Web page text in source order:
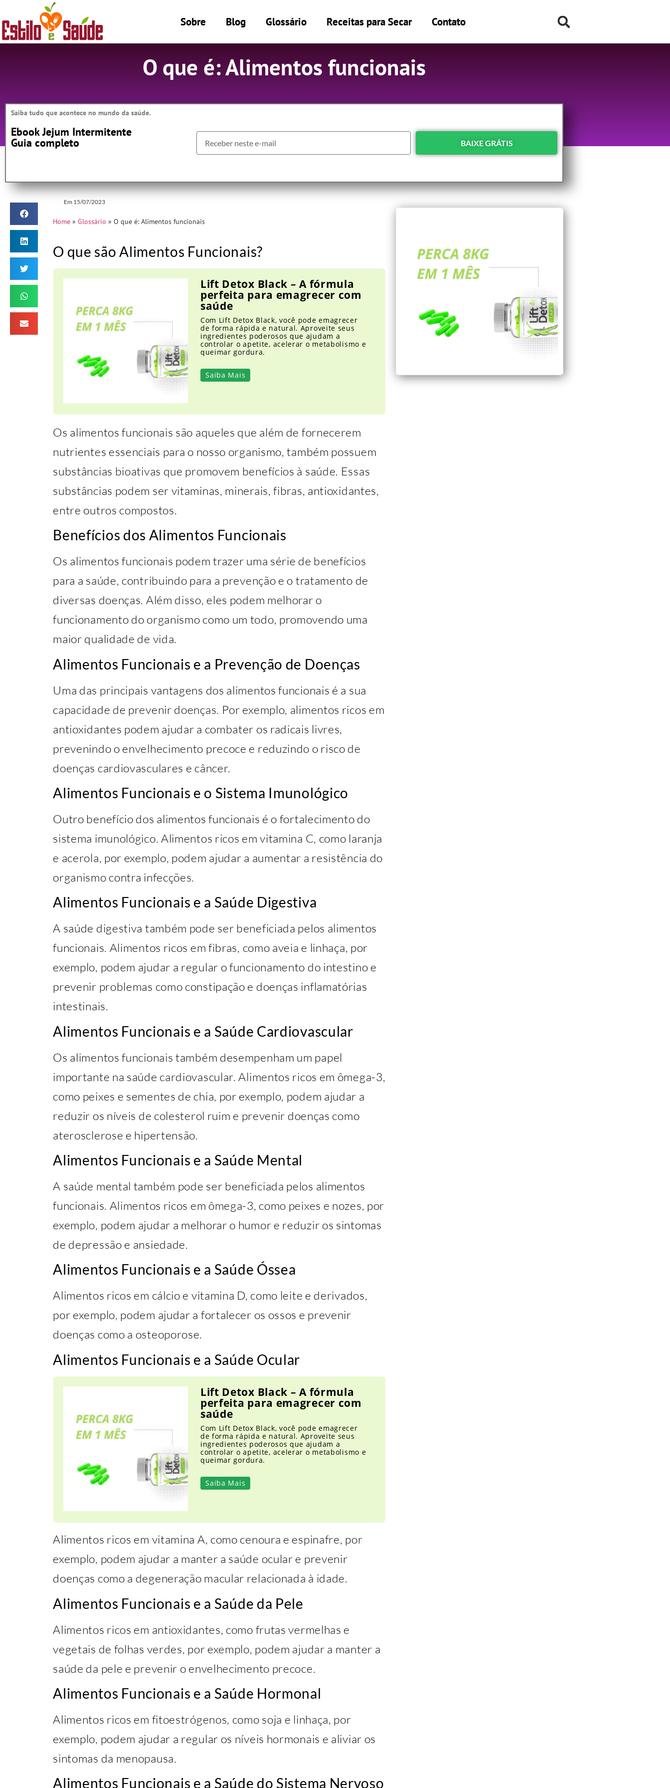
Sobre Blog Glossário Receitas para Secar Contato
O que é: Alimentos funcionais
Saiba tudo que acontece no mundo da saúde.
Ebook Jejum Intermitente
Guia completo BAIXE GRÁTIS
Em 15/07/2023
Home »Glossário »O que é: Alimentos funcionais
O que são Alimentos Funcionais?
Lift Detox Black – A fórmula
perfeita para emagrecer com
saúde
Com Lift Detox Black, você pode emagrecer
de forma rápida e natural. Aproveite seus
ingredientes poderosos que ajudam a
controlar o apetite, acelerar o metabolismo e
queimar gordura.
Saiba Mais
Os alimentos funcionais são aqueles que além de fornecerem
nutrientes essenciais para o nosso organismo, também possuem
substâncias bioativas que promovem benefícios à saúde. Essas
substâncias podem ser vitaminas, minerais, fibras, antioxidantes,
entre outros compostos.
Benefícios dos Alimentos Funcionais
Os alimentos funcionais podem trazer uma série de benefícios
para a saúde, contribuindo para a prevenção e o tratamento de
diversas doenças. Além disso, eles podem melhorar o
funcionamento do organismo como um todo, promovendo uma
maior qualidade de vida.
Alimentos Funcionais e a Prevenção de Doenças
Uma das principais vantagens dos alimentos funcionais é a sua
capacidade de prevenir doenças. Por exemplo, alimentos ricos em
antioxidantes podem ajudar a combater os radicais livres,
prevenindo o envelhecimento precoce e reduzindo o risco de
doenças cardiovasculares e câncer.
Alimentos Funcionais e o Sistema Imunológico
Outro benefício dos alimentos funcionais é o fortalecimento do
sistema imunológico. Alimentos ricos em vitamina C, como laranja
e acerola, por exemplo, podem ajudar a aumentar a resistência do
organismo contra infecções.
Alimentos Funcionais e a Saúde Digestiva
A saúde digestiva também pode ser beneficiada pelos alimentos
funcionais. Alimentos ricos em fibras, como aveia e linhaça, por
exemplo, podem ajudar a regular o funcionamento do intestino e
prevenir problemas como constipação e doenças inflamatórias
intestinais.
Alimentos Funcionais e a Saúde Cardiovascular
Os alimentos funcionais também desempenham um papel
importante na saúde cardiovascular. Alimentos ricos em ômega-3,
como peixes e sementes de chia, por exemplo, podem ajudar a
reduzir os níveis de colesterol ruim e prevenir doenças como
aterosclerose e hipertensão.
Alimentos Funcionais e a Saúde Mental
A saúde mental também pode ser beneficiada pelos alimentos
funcionais. Alimentos ricos em ômega-3, como peixes e nozes, por
exemplo, podem ajudar a melhorar o humor e reduzir os sintomas
de depressão e ansiedade.
Alimentos Funcionais e a Saúde Óssea
Alimentos ricos em cálcio e vitamina D, como leite e derivados,
por exemplo, podem ajudar a fortalecer os ossos e prevenir
doenças como a osteoporose.
Alimentos Funcionais e a Saúde Ocular
Lift Detox Black – A fórmula
perfeita para emagrecer com
saúde
Com Lift Detox Black, você pode emagrecer
de forma rápida e natural. Aproveite seus
ingredientes poderosos que ajudam a
controlar o apetite, acelerar o metabolismo e
queimar gordura.
Saiba Mais
Alimentos ricos em vitamina A, como cenoura e espinafre, por
exemplo, podem ajudar a manter a saúde ocular e prevenir
doenças como a degeneração macular relacionada à idade.
Alimentos Funcionais e a Saúde da Pele
Alimentos ricos em antioxidantes, como frutas vermelhas e
vegetais de folhas verdes, por exemplo, podem ajudar a manter a
saúde da pele e prevenir o envelhecimento precoce.
Alimentos Funcionais e a Saúde Hormonal
Alimentos ricos em fitoestrógenos, como soja e linhaça, por
exemplo, podem ajudar a regular os níveis hormonais e aliviar os
sintomas da menopausa.
Alimentos Funcionais e a Saúde do Sistema Nervoso